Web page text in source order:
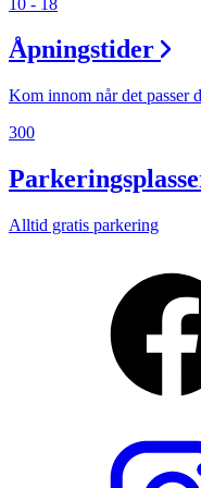
Åpningstider
Kom innom når det passer
300
Alltid gratis parkering